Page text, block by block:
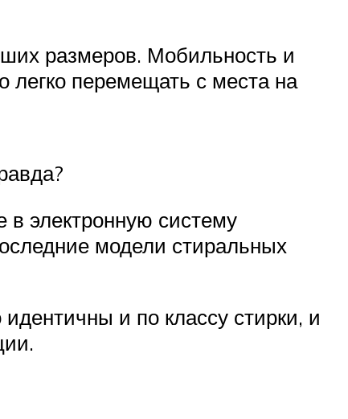
размеров. Мобильность и
легко перемещать с места на
электронную систему
модели стиральных
и по классу стирки, и